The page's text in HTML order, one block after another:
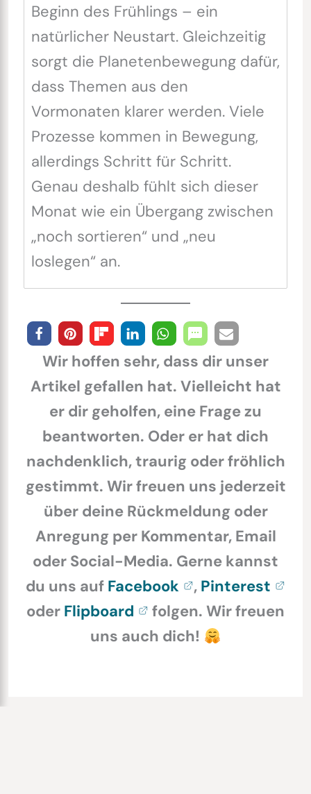
Beginn des Frühlings – ein
natürlicher Neustart. Gleichzeitig
sorgt die Planetenbewegung dafür,
dass Themen aus den
Vormonaten klarer werden. Viele
Prozesse kommen in Bewegung,
allerdings Schritt für Schritt.
Genau deshalb fühlt sich dieser
Monat wie ein Übergang zwischen
„noch sortieren“ und „neu
loslegen“ an.
Wir hoffen sehr, dass dir unser
Artikel gefallen hat. Vielleicht hat
er dir geholfen, eine Frage zu
beantworten. Oder er hat dich
nachdenklich, traurig oder fröhlich
gestimmt. Wir freuen uns jederzeit
über deine Rückmeldung oder
Anregung per Kommentar, Email
oder Social-Media. Gerne kannst
du uns auf Facebook , Pinterest
oder Flipboard
folgen. Wir freuen
uns auch dich!